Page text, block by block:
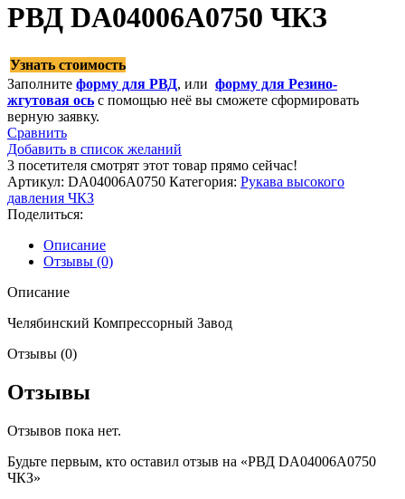
РВД DA04006A0750 ЧКЗ
Узнать стоимость
Заполните форму для РВД, или форму для Резино-
жгутовая ось с помощью неё вы сможете сформировать
верную заявку.
Сравнить
Добавить в список желаний
3 посетителя смотрят этот товар прямо сейчас!
Артикул: DA04006A0750 Категория: Рукава высокого
давления ЧКЗ
Поделиться:
Описание
Отзывы (0)
Описание
Челябинский Компрессорный Завод
Отзывы (0)
Отзывы
Отзывов пока нет.
Будьте первым, кто оставил отзыв на «РВД DA04006A0750
ЧКЗ»